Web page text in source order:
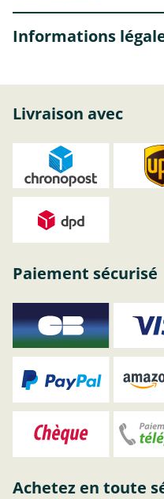
Informations
Livraison avec
Paiement sécurisé
Achetez en toute